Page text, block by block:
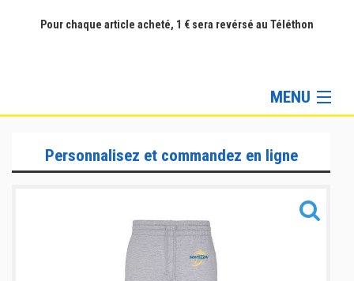
Pour chaque article acheté, 1 € sera revérsé au Téléthon
MENU
Gamme Training
Informations
Personnalisez et commandez en ligne